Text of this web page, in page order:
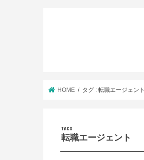
HOME タグ : 転職エージェント
転職エージェント